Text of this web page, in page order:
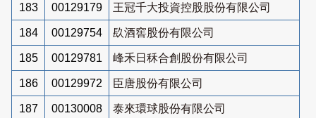
183 00129179 王冠千大投資控股股份有限公司
184 00129754 镹酒窖股份有限公司
185 00129781 峰禾日秝合創股份有限公司
186 00129972 臣唐股份有限公司
187 00130008 泰來環球股份有限公司